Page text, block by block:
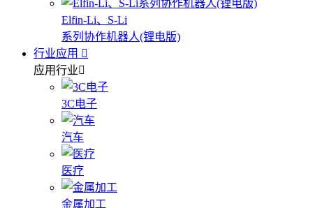
Elfin-Li、S-Li
系列协作机器人(锂电版)
行业应用
应用行业
3C电子
汽车
医疗
金属加工